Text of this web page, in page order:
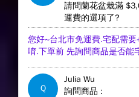
請問蘭花盆栽滿
運費的選項了?
您好~台北市免運費.宅配需
唷.下單前 先詢問商品是否能
Q
Julia Wu
詢問商品 :